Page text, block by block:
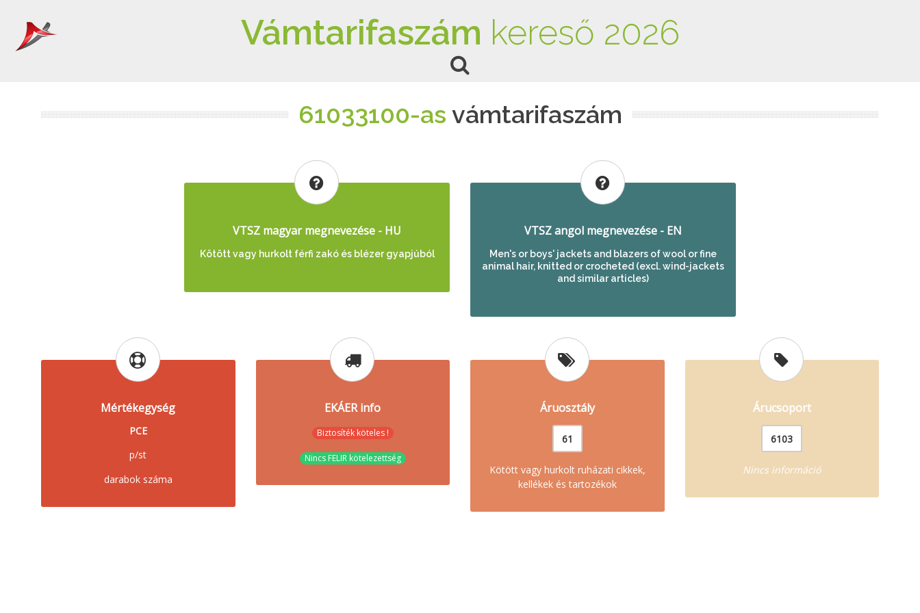
Vámtarifaszám kereső 2026
61033100-as vámtarifaszám
VTSZ magyar megnevezése - HU
Kötött vagy hurkolt férfi zakó és blézer gyapjúból
VTSZ angol megnevezése - EN
Men's or boys' jackets and blazers of wool or fine
animal hair, knitted or crocheted (excl. wind-jackets
and similar articles)
Mértékegység
PCE
p/st
darabok száma
EKÁER info
Biztosíték köteles !
Nincs FELIR kötelezettség
Áruosztály
61
Kötött vagy hurkolt ruházati cikkek,
kellékek és tartozékok
Árucsoport
6103
Nincs információ